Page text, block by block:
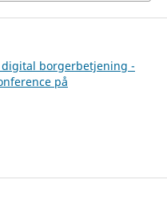
borgerbetjening -
på